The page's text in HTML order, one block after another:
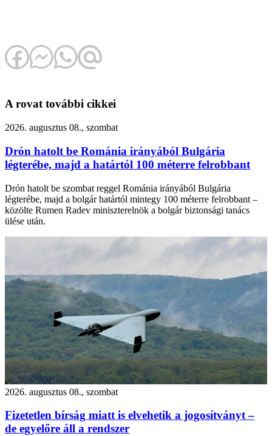
A rovat további cikkei
2026. augusztus 08., szombat
Drón hatolt be Románia irányából Bulgária
légterébe, majd a határtól 100 méterre felrobbant
Drón hatolt be szombat reggel Románia irányából Bulgária
légterébe, majd a bolgár határtól mintegy 100 méterre felrobbant –
közölte Rumen Radev miniszterelnök a bolgár biztonsági tanács
ülése után.
2026. augusztus 08., szombat
Fizetetlen bírság miatt is elvehetik a jogosítványt –
de egyelőre áll a rendszer